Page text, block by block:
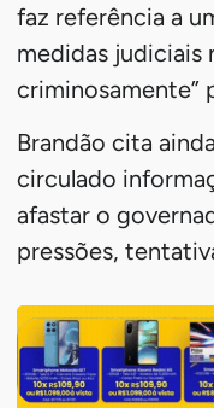
faz referência a
medidas judiciais
criminosamente”
Brandão cita
circulado
afastar o
pressões,